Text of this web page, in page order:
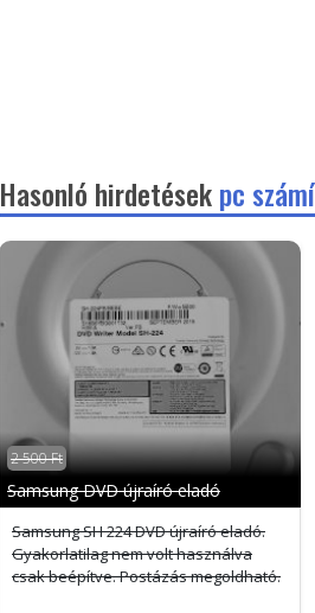
Hasonló hirdetésekpc
2 500 Ft
Samsung DVD újraíró eladó
Samsung SH 224 DVD újraíró eladó.
Gyakorlatilag nem volt használva
csak beépítve. Postázás megoldható.